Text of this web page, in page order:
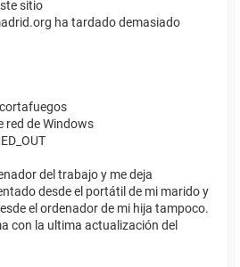
sitio
ha tardado demasiado
red de Windows
del trabajo y me deja
desde el portátil de mi marido y
el ordenador de mi hija tampoco.
con la ultima actualización del